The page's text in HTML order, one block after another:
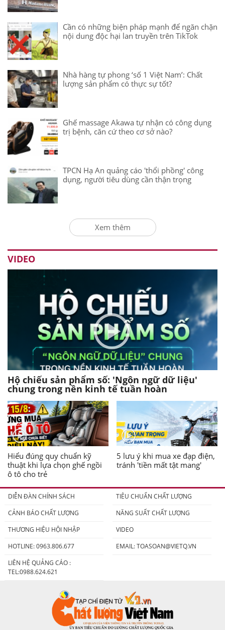
Cần có những biện pháp mạnh để ngăn chặn
nội dung độc hại lan truyền trên TikTok
Nhà hàng tự phong ‘số 1 Việt Nam’: Chất
lượng sản phẩm có thực sự tốt?
Ghế massage Akawa tự nhận có công dụng
trị bệnh, căn cứ theo cơ sở nào?
TPCN Hạ An quảng cáo 'thổi phồng' công
dụng, người tiêu dùng cần thận trọng
Xem thêm
VIDEO
Hộ chiếu sản phẩm số: 'Ngôn ngữ dữ liệu'
chung trong nền kinh tế tuần hoàn
Hiểu đúng quy chuẩn kỹ
thuật khi lựa chọn ghế ngồi
ô tô cho trẻ
5 lưu ý khi mua xe đạp điện,
tránh 'tiền mất tật mang'
DIỄN ĐÀN CHÍNH SÁCH
TIÊU CHUẨN CHẤT LƯỢNG
CẢNH BÁO CHẤT LƯỢNG
NĂNG SUẤT CHẤT LƯỢNG
THƯƠNG HIỆU HỘI NHẬP
VIDEO
HOTLINE: 0963.806.677
EMAIL:TOASOAN@VIETQ.VN
LIÊN HỆ QUẢNG CÁO :
TEL:0988.624.621